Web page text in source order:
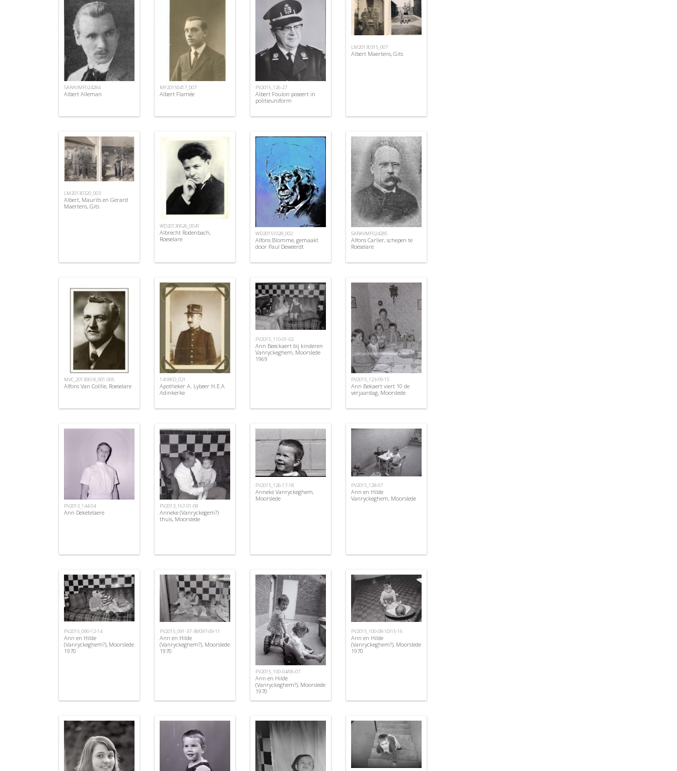
SARAVMF024284
Albert Alleman
MF20150417_007
Albert Flamée
PV2015_126-27
Albert Foulon poseert in
politieuniform
LM20130315_007
Albert Maertens, Gits
LM20130320_003
Albert, Maurits en Gerard
Maertens, Gits
WD20130626_0041
Albrecht Rodenbach,
Roeselare
WD20151028_002
Alfons Blomme, gemaakt
door Paul Deweerdt
SARAVMF024285
Alfons Carlier, schepen te
Roeselare
MVC_20130618_001-005
Alfons Van Coillie, Roeselare
1418KD_021
Apotheker A. Lybeer H.E.A
Adinkerke
PV2015_110-01-02
Ann Beeckaert bij kinderen
Vanryckeghem, Moorslede
1969
PV2015_123-09-15
Ann Bekaert viert 10 de
verjaardag, Moorslede
PV2013_144-04
Ann Deketelaere
PV2013_167-01-08
Anneke (Vanryckegem?)
thuis, Moorslede
PV2015_126-17-18
Anneke Vanryckeghem,
Moorslede
PV2015_128-07
Ann en Hilde
Vanryckeghem, Moorslede
PV2015_090-12-14
Ann en Hilde
(Vanryckeghem?), Moorslede
1970
PV2015_091-37-38/097-09-11
Ann en Hilde
(Vanryckeghem?), Moorslede
1970
PV2015_100-04/06-07
Ann en Hilde
(Vanryckeghem?), Moorslede
1970
PV2015_100-08-10/15-16
Ann en Hilde
(Vanryckeghem?), Moorslede
1970